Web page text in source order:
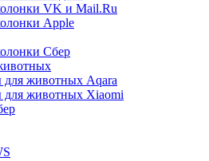
VK и Mail.Ru
Apple
Сбер
для животных Aqara
для животных Xiaomi